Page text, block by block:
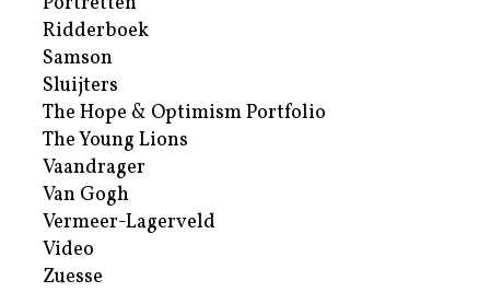
Ridderboek
Samson
Sluijters
The Hope & Optimism Portfolio
The Young Lions
Vaandrager
Van Gogh
Vermeer-Lagerveld
Video
Zuesse